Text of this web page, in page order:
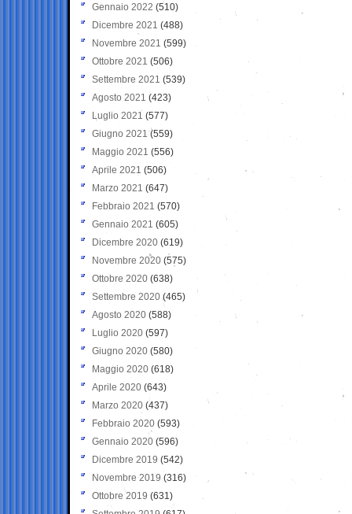
Gennaio 2022 (510)
Dicembre 2021 (488)
Novembre 2021 (599)
Ottobre 2021 (506)
Settembre 2021 (539)
Agosto 2021 (423)
Luglio 2021 (577)
Giugno 2021(559)
Maggio 2021 (556)
Aprile 2021 (506)
Marzo 2021 (647)
Febbraio 2021 (570)
Gennaio 2021 (605)
Dicembre 2020 (619)
Novembre 2020 (575)
Ottobre 2020 (638)
Settembre 2020(465)
Agosto 2020 (588)
Luglio 2020 (597)
Giugno 2020 (580)
Maggio 2020 (618)
Aprile 2020 (643)
Marzo 2020 (437)
Febbraio 2020 (593)
Gennaio 2020 (596)
Dicembre 2019 (542)
Novembre 2019 (316)
Ottobre 2019 (631)